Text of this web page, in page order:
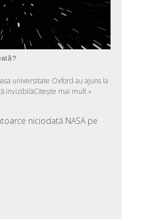
universitate Oxford au ajuns la
invizibilăCitește mai mult »